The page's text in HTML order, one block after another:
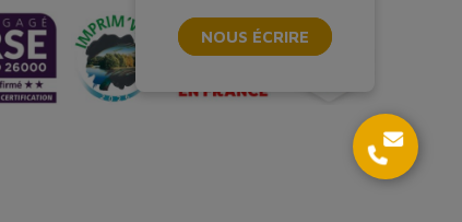
NOUS ÉCRIRE